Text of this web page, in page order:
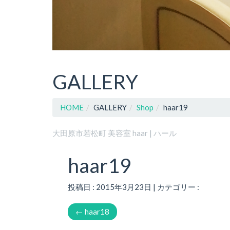
GALLERY
HOME GALLERY Shop haar19
大田原市若松町 美容室 haar | ハール
haar19
投稿日 : 2015年3月23日 | カテゴリー :
← haar18